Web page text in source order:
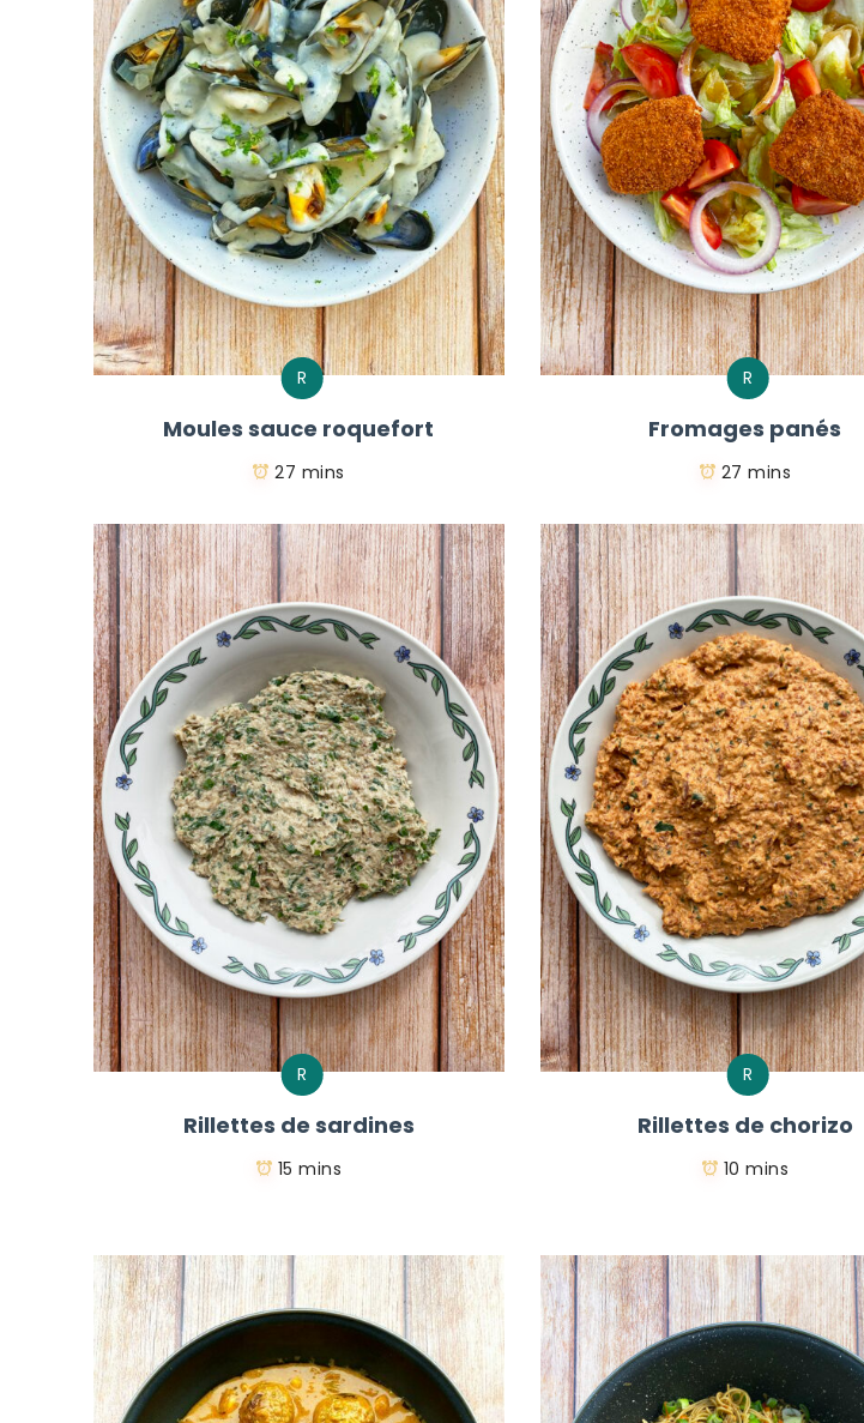
R
Moules sauce roquefort
27 mins
R
Fromages panés
27 mins
R
Rillettes de sardines
15 mins
R
Rillettes de chorizo
10 mins